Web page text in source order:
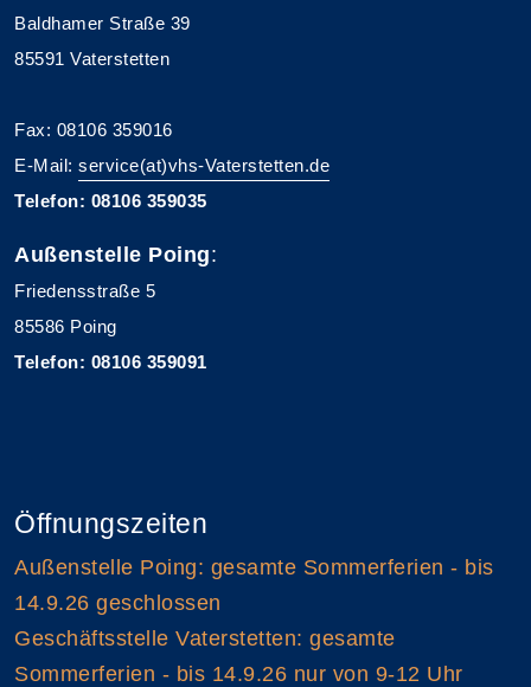
Baldhamer Straße 39
85591 Vaterstetten
Fax: 08106 359016
E-Mail: service(at)vhs-Vaterstetten.de
Telefon: 08106 359035
Außenstelle Poing:
Friedensstraße 5
85586 Poing
Telefon: 08106 359091
Öffnungszeiten
Außenstelle Poing: gesamte Sommerferien - bis
14.9.26 geschlossen
Geschäftsstelle Vaterstetten: gesamte
Sommerferien - bis 14.9.26 nur von 9-12 Uhr